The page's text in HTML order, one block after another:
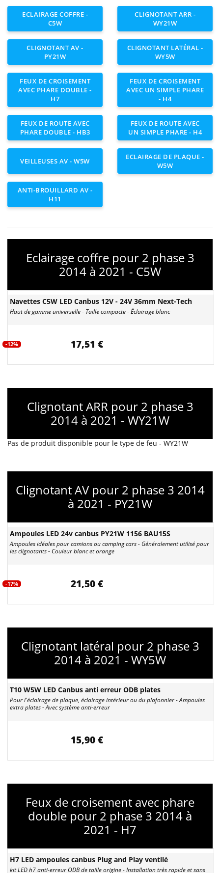
ECLAIRAGE COFFRE -
C5W
CLIGNOTANT ARR -
WY21W
CLIGNOTANT AV -
PY21W
CLIGNOTANT LATÉRAL -
WY5W
FEUX DE CROISEMENT
AVEC PHARE DOUBLE -
H7
FEUX DE CROISEMENT
AVEC UN SIMPLE PHARE
- H4
FEUX DE ROUTE AVEC
PHARE DOUBLE - HB3
FEUX DE ROUTE AVEC
UN SIMPLE PHARE - H4
VEILLEUSES AV - W5W
ECLAIRAGE DE PLAQUE -
W5W
ANTI-BROUILLARD AV -
H11
Eclairage coffre pour 2 phase 3
2014 à 2021 - C5W
Navettes C5W LED Canbus 12V - 24V 36mm Next-Tech
Haut de gamme universelle - Taille compacte - Éclairage blanc
-12% 17,51 €
Clignotant ARR pour 2 phase 3
2014 à 2021 - WY21W
Pas de produit disponible pour le type de feu - WY21W
Clignotant AV pour 2 phase 3 2014
à 2021 - PY21W
Ampoules LED 24v canbus PY21W 1156 BAU15S
Ampoules idéales pour camions ou camping cars - Généralement utilisé pour
les clignotants - Couleur blanc et orange
-17% 21,50 €
Clignotant latéral pour 2 phase 3
2014 à 2021 - WY5W
T10 W5W LED Canbus anti erreur ODB plates
Pour l'éclairage de plaque, éclairage intérieur ou du plafonnier - Ampoules
extra plates - Avec système anti-erreur
15,90 €
Feux de croisement avec phare
double pour 2 phase 3 2014 à
2021 - H7
H7 LED ampoules canbus Plug and Play ventilé
kit LED h7 anti-erreur ODB de taille origine - Installation très rapide et sans